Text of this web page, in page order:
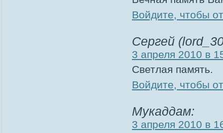
Войдите, чтобы
Сергей
3 апреля 2010 в
Светлая память.
Войдите, чтобы
Мукаддам:
3 апреля 2010 в